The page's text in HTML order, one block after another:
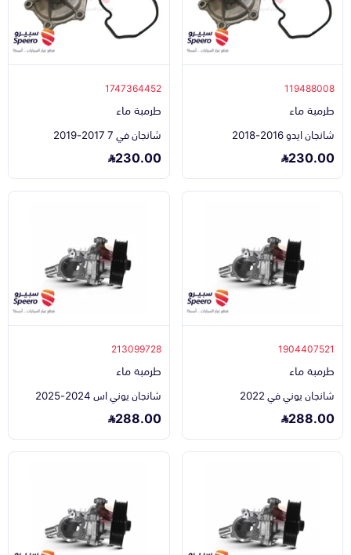
119488008
طرمبة ماء
شانجان ايدو 2016-2018
230.00
1747364452
طرمبة ماء
شانجان في 7 2017-2019
230.00
1904407521
طرمبة ماء
شانجان يوني في 2022
288.00
213099728
طرمبة ماء
شانجان يوني اس 2024-2025
288.00